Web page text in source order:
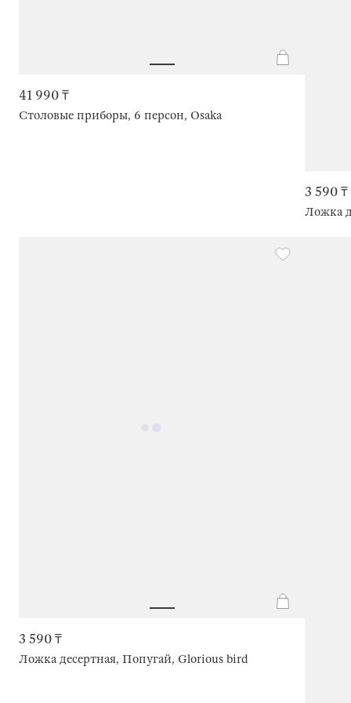
41 990 ₸
Столовые приборы, 6 персон, Osaka
3 590 ₸
Ложка
3 590 ₸
Ложка десертная, Попугай, Glorious bird